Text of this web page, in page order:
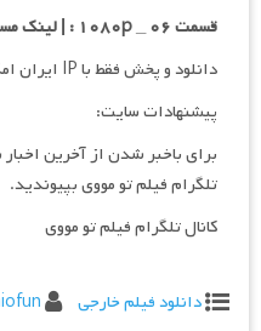
قسمت ۰۶ _ ۱۰۸۰p : | لینک مستقیم |
دانلود و پخش فقط با IP ایران امکان پذیر هست
پیشنهادات سایت:
برای باخبر شدن از آخرین
تلگرام فیلم تو مووی بپیوندید.
کانال تلگرام فیلم تو مووی
دانلود فیلم خارجی